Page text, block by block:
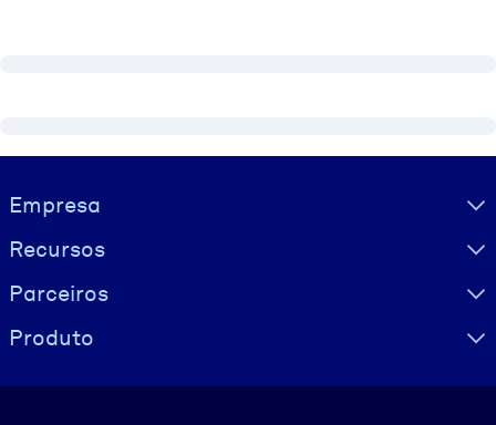
Visually hidden Text
Empresa
Recursos
Parceiros
Produto